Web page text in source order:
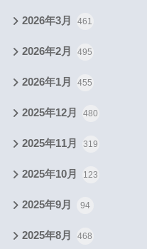
2026年3月 461
2026年2月 495
2026年1月 455
2025年12月 480
2025年11月 319
2025年10月 123
2025年9月 94
2025年8月 468